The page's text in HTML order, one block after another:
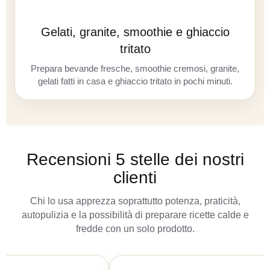
Gelati, granite, smoothie e ghiaccio
tritato
Prepara bevande fresche, smoothie cremosi, granite,
gelati fatti in casa e ghiaccio tritato in pochi minuti.
Recensioni 5 stelle dei nostri
clienti
Chi lo usa apprezza soprattutto potenza, praticità,
autopulizia e la possibilità di preparare ricette calde e
fredde con un solo prodotto.